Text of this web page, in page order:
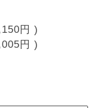
円 )
円 )